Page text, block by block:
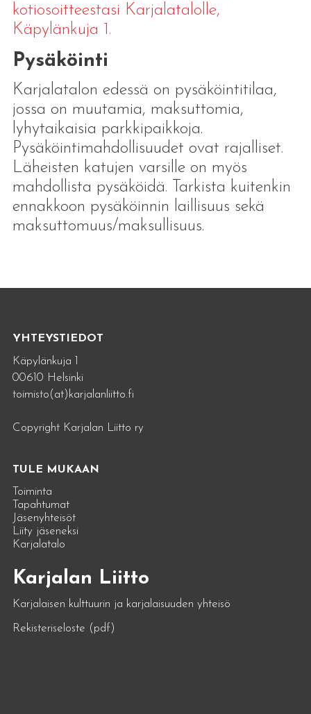
kotiosoitteestasi Karjalatalolle,
Käpylänkuja 1.
Pysäköinti
Karjalatalon edessä on pysäköintitilaa,
jossa on muutamia, maksuttomia,
lyhytaikaisia parkkipaikkoja.
Pysäköintimahdollisuudet ovat rajalliset.
Läheisten katujen varsille on myös
mahdollista pysäköidä. Tarkista kuitenkin
ennakkoon pysäköinnin laillisuus sekä
maksuttomuus/maksullisuus.
YHTEYSTIEDOT
Käpylänkuja 1
00610 Helsinki
toimisto(at)karjalanliitto.fi
Copyright Karjalan Liitto ry
TULE MUKAAN
Toiminta
Tapahtumat
Jäsenyhteisöt
Liity jäseneksi
Karjalatalo
Karjalan Liitto
Karjalaisen kulttuurin ja karjalaisuuden yhteisö
Rekisteriseloste (pdf)